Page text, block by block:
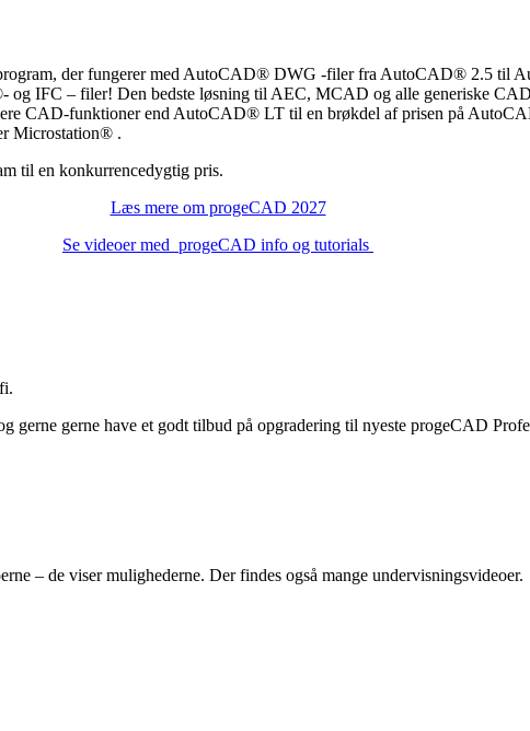
der fungerer med AutoCAD® DWG -filer fra AutoCAD® 2.5 til
IFC – filer! Den bedste løsning til AEC, MCAD og alle generiske
CAD-funktioner end AutoCAD® LT til en brøkdel af prisen på
Microstation® .
til en konkurrencedygtig pris.
Læs mere om progeCAD 2027
Se videoer med progeCAD info og tutorials
gerne have et godt tilbud på opgradering til nyeste progeCAD
– de viser mulighederne. Der findes også mange undervisningsvideoer.